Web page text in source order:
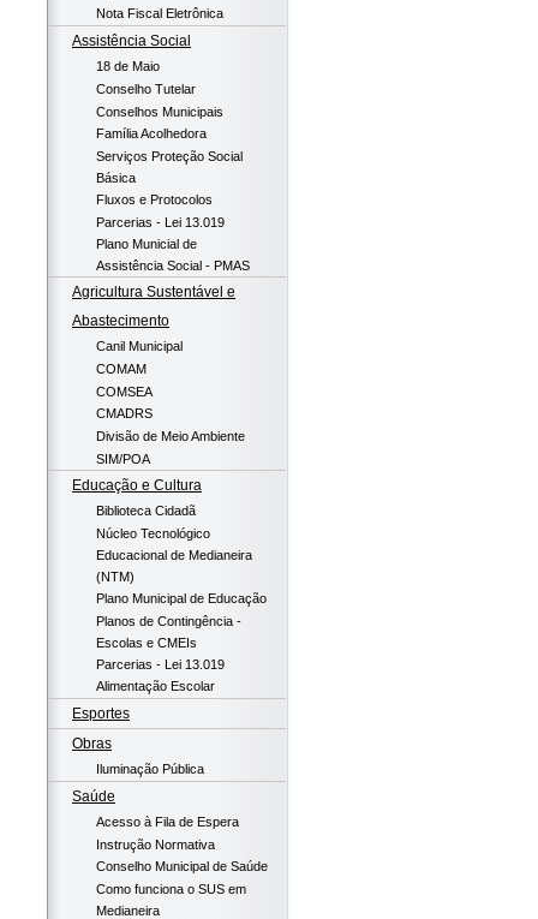
Nota Fiscal Eletrônica
Assistência Social
18 de Maio
Conselho Tutelar
Conselhos Municipais
Família Acolhedora
Serviços Proteção Social
Básica
Fluxos e Protocolos
Parcerias - Lei 13.019
Plano Municial de
Assistência Social - PMAS
Agricultura Sustentável e
Abastecimento
Canil Municipal
COMAM
COMSEA
CMADRS
Divisão de Meio Ambiente
SIM/POA
Educação e Cultura
Biblioteca Cidadã
Núcleo Tecnológico
Educacional de Medianeira
(NTM)
Plano Municipal de Educação
Planos de Contingência -
Escolas e CMEIs
Parcerias - Lei 13.019
Alimentação Escolar
Esportes
Obras
Iluminação Pública
Saúde
Acesso à Fila de Espera
Instrução Normativa
Conselho Municipal de Saúde
Como funciona o SUS em
Medianeira